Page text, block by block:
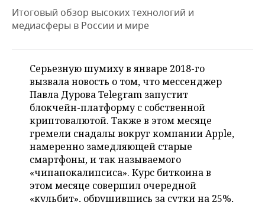
ДЕКЛАРАЦИИ О ДОХОДАХ
КОРОЛИ ГОСЗАКАЗА ПФО
КОМУ ПРИНАДЛЕЖАТ
ТОРГОВЫЕ ЦЕНТРЫ
ТАТАРСТАНА
НОВОСТИ ЭКОНОМИКИ
ФИНАНСЫ
БЮДЖЕТ
ПРОМЫШЛЕННОСТЬ
НОВОСТИ
АГРОПРОМ
МАШИНОСТРОЕНИЕ
НЕФТЕХИМИЯ
НЕФТЬ
ОПК
НЕДВИЖИМОСТЬ
НОВОСТИ АВТО
БИЗНЕС
НОВОСТИ БИЗНЕСА
РОЗНИЧНАЯ ТОРГОВЛЯ
ТРАНСПОРТ
УСЛУГИ
ТЕХНОЛОГИИ
НОВОСТИ ТЕХНОЛОГИЙ
МЕДИА
МЕРОПРИЯТИЯ
НОВОСТИ МЕРОПРИЯТИЙ
ВЫЕЗДНАЯ РЕДАКЦИЯ
СПОРТ
НОВОСТИ СПОРТА
ОБЩЕСТВО
Итоговый обзор высоких технологий и
медиасферы в России и мире
Серьезную шумиху в январе 2018-го
вызвала новость о том, что мессенджер
Павла Дурова Telegram запустит
блокчейн-платформу с собственной
криптовалютой. Также в этом месяце
гремели снадалы вокруг компании Apple,
намеренно замедляющей старые
смартфоны, и так называемого
«чипапокалипсиса». Курс биткоина в
этом месяце совершил очередной
«кульбит», обрушившись за сутки на 25%,